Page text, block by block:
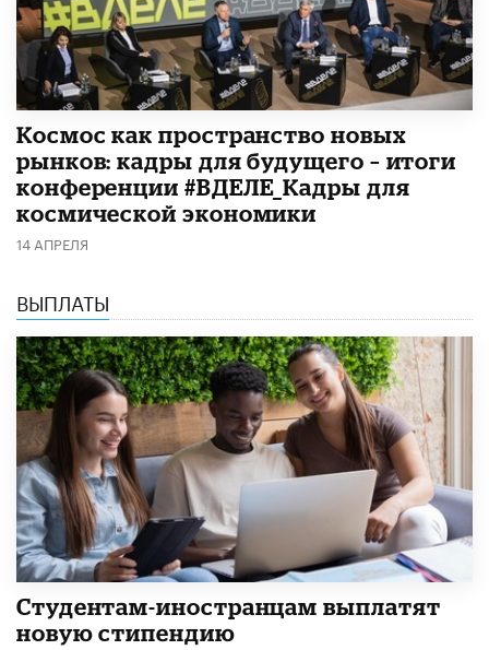
Космос как пространство новых
рынков: кадры для будущего – итоги
конференции #ВДЕЛЕ_Кадры для
космической экономики
14 АПРЕЛЯ
ВЫПЛАТЫ
Студентам-иностранцам выплатят
новую стипендию